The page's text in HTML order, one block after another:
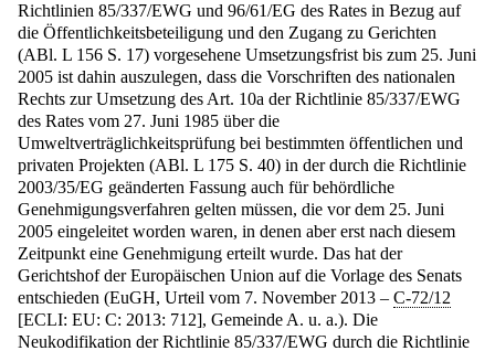
Richtlinien 85/337/EWG und 96/61/EG des Rates in Bezug auf
die Öffentlichkeitsbeteiligung und den Zugang zu Gerichten
(ABl. L 156 S. 17) vorgesehene Umsetzungsfrist bis zum 25. Juni
2005 ist dahin auszulegen, dass die Vorschriften des nationalen
Rechts zur Umsetzung des Art. 10a der Richtlinie 85/337/EWG
des Rates vom 27. Juni 1985 über die
Umweltverträglichkeitsprüfung bei bestimmten öffentlichen und
privaten Projekten (ABl. L 175 S. 40) in der durch die Richtlinie
2003/35/EG geänderten Fassung auch für behördliche
Genehmigungsverfahren gelten müssen, die vor dem 25. Juni
2005 eingeleitet worden waren, in denen aber erst nach diesem
Zeitpunkt eine Genehmigung erteilt wurde. Das hat der
Gerichtshof der Europäischen Union auf die Vorlage des Senats
entschieden (EuGH, Urteil vom 7. November 2013 – C-72/12
[ECLI: EU: C: 2013: 712], Gemeinde A. u. a.). Die
Neukodifikation der Richtlinie 85/337/EWG durch die Richtlinie